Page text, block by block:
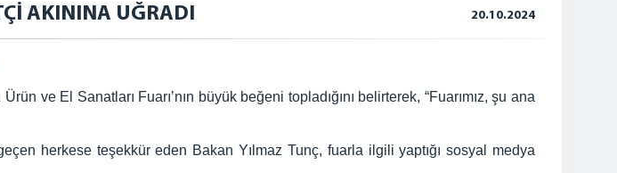
AKININA UĞRADI 20.10.2024
ve El Sanatları Fuarı’nın büyük beğeni topladığını belirterek, “Fuarımız, şu ana
herkese teşekkür eden Bakan Yılmaz Tunç, fuarla ilgili yaptığı sosyal medya